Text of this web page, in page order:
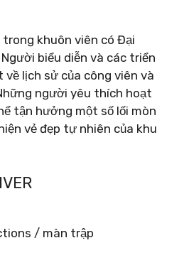
khuôn viên có Đại
biểu diễn và các triển
lịch sử của công viên và
người yêu thích hoạt
tận hưởng một số lối mòn
vẻ đẹp tự nhiên của khu
/ màn trập